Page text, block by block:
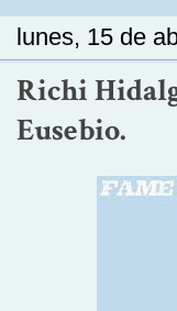
lunes, 15 de
Richi
Eusebio.